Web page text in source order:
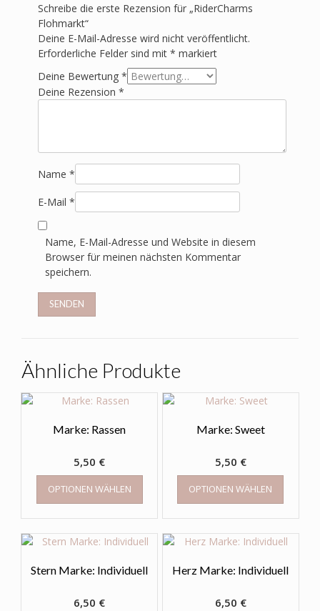
Schreibe die erste Rezension für „RiderCharms
Flohmarkt“
Deine E-Mail-Adresse wird nicht veröffentlicht.
Erforderliche Felder sind mit* markiert
Deine Bewertung*
Deine Rezension*
Name*
E-Mail*
Name, E-Mail-Adresse und Website in diesem
Browser für meinen nächsten Kommentar
speichern.
Ähnliche Produkte
Marke: Rassen
5,50 €
OPTIONEN WÄHLEN
Marke: Sweet
5,50 €
OPTIONEN WÄHLEN
Stern Marke: Individuell
6,50 €
Herz Marke: Individuell
6,50 €